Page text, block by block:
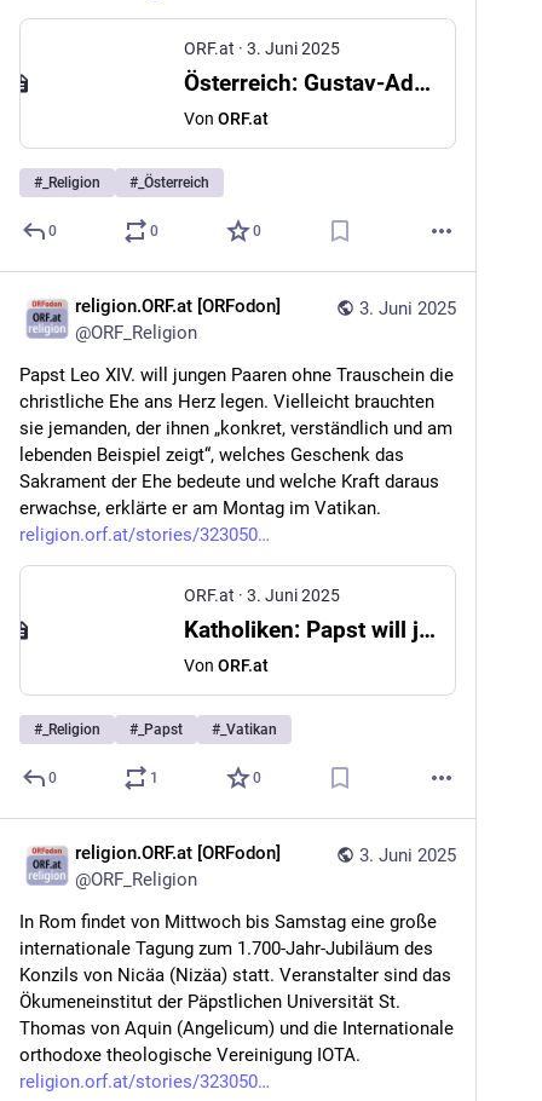
ORF.at · 3. Juni 2025
Österreich: Gustav-Adolf-Feste: Evangelische Diözesen feiern Kirchentage
Von ORF.at
# _Religion # _Österreich
0 0 0
3. Juni 2025
religion.ORF.at [ORFodon]
@ORF_Religion
Papst Leo XIV. will jungen Paaren ohne Trauschein die
christliche Ehe ans Herz legen. Vielleicht brauchten
sie jemanden, der ihnen „konkret, verständlich und am
lebenden Beispiel zeigt“, welches Geschenk das
Sakrament der Ehe bedeute und welche Kraft daraus
erwachse, erklärte er am Montag im Vatikan.
religion.orf.at/stories/323050
ORF.at · 3. Juni 2025
Katholiken: Papst will junge Paare zu kirchlicher Heirat motivieren
Von ORF.at
# _Religion # _Papst # _Vatikan
0 1 0
3. Juni 2025
religion.ORF.at [ORFodon]
@ORF_Religion
In Rom findet von Mittwoch bis Samstag eine große
internationale Tagung zum 1.700-Jahr-Jubiläum des
Konzils von Nicäa (Nizäa) statt. Veranstalter sind das
Ökumeneinstitut der Päpstlichen Universität St.
Thomas von Aquin (Angelicum) und die Internationale
orthodoxe theologische Vereinigung IOTA.
religion.orf.at/stories/323050